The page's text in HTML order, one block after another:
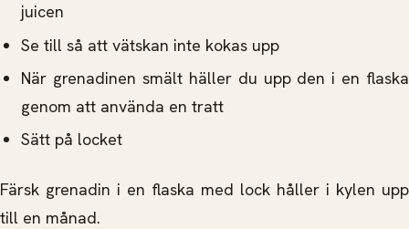
juicen
Se till så att vätskan inte kokas upp
När grenadinen smält häller du upp den i en flaska
genom att använda en tratt
Sätt på locket
Färsk grenadin i en flaska med lock håller i kylen upp
till en månad.